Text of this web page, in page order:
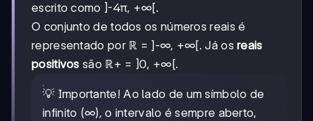
escrito como ]-4π, +∞[.
O conjunto de todos os números reais é
representado por ℝ = ]-∞, +∞[. Já osreais
positivos são ℝ+ = ]0, +∞[.
💡 Importante! Ao lado de um símbolo de
infinito (∞), o intervalo é sempre aberto,